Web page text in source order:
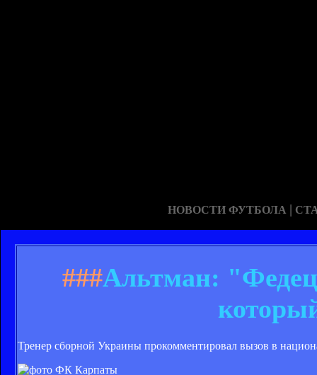
НОВОСТИ ФУТБОЛА |
###Альтман:
Тренер сборной Украины прокомментировал вызов в